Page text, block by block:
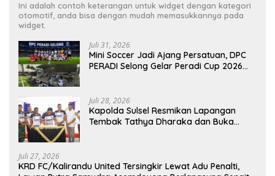
Ini adalah contoh keterangan untuk widget dengan kategori
otomotif, anda bisa dengan mudah memasukkannya pada
widget.
Juli 31, 2026
Mini Soccer Jadi Ajang Persatuan, DPC
PERADI Selong Gelar Peradi Cup 2026
Juli 28, 2026
Kapolda Sulsel Resmikan Lapangan
Tembak Tathya Dharaka dan Buka
Juli 27, 2026
KRD FC/Kalirandu United Tersingkir Lewat Adu Penalti,